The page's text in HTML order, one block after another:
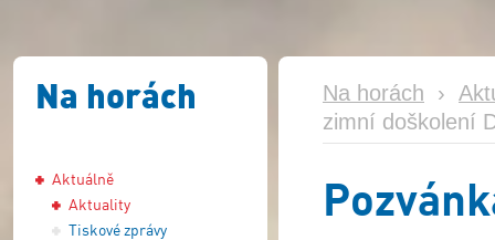
Na horách
Aktuálně
Aktuality
Tiskové zprávy
Na horách ›
zimní doškolení